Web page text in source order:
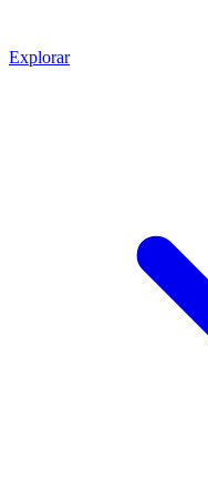
Explorar